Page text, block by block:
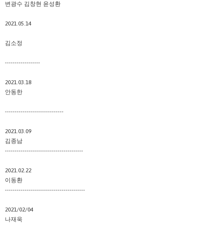
변광수 김창현 윤성환
2021.05.14
김소정
------------------
2021.03.18
안동한
------------------------------
2021.03.09
김종남
----------------------------------------
2021.02.22
이동환
-----------------------------------------
2021/02/04
나재욱